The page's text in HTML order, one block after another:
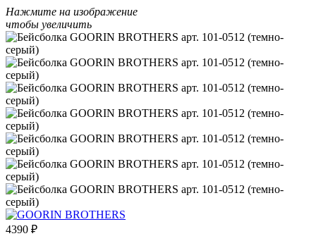
Нажмите на изображение
чтобы увеличить
4390 ₽